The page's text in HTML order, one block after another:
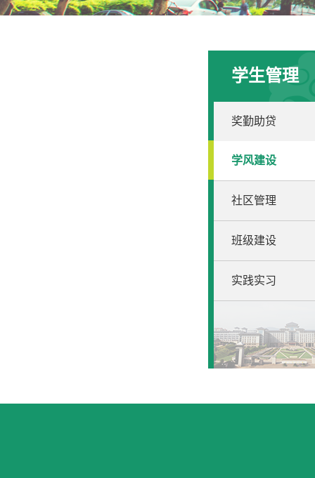
学生管理
奖勤助贷
学风建设
社区管理
班级建设
实践实习